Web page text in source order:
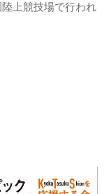
上競技場で行われ